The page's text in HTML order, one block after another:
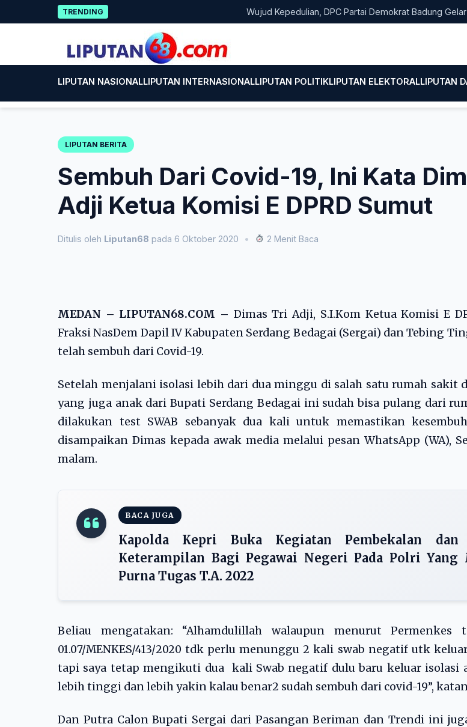
to
TRENDING Wujud Kepedulian, DPC Partai Demokrat Badung Gelar
LIPUTAN NASIONALLIPUTAN INTERNASIONALLIPUTAN POLITIKLIPUTAN ELEKTORALLIPUTAN
LIPUTAN BERITA
Sembuh Dari Covid-19, Ini Kata
Adji Ketua Komisi E DPRD Sumut
Ditulis oleh Liputan68 pada 6 Oktober 2020 • 2 Menit Baca
MEDAN – LIPUTAN68.COM – Dimas Tri Adji, S.I.Kom Ketua Komisi E
Fraksi NasDem Dapil IV Kabupaten Serdang Bedagai (Sergai) dan Tebing
telah sembuh dari Covid-19.
Setelah menjalani isolasi lebih dari dua minggu di salah satu rumah sakit
yang juga anak dari Bupati Serdang Bedagai ini sudah bisa pulang dari
dilakukan test SWAB sebanyak dua kali untuk memastikan
disampaikan Dimas kepada awak media melalui pesan WhatsApp (WA),
malam.
BACA JUGA
Kapolda Kepri Buka Kegiatan Pembekalan dan
Keterampilan Bagi Pegawai Negeri Pada Polri Yang
Purna Tugas T.A. 2022
Beliau mengatakan: “Alhamdulillah walaupun menurut Permenkes
01.07/MENKES/413/2020 tdk perlu menunggu 2 kali swab negatif utk
tapi saya tetap mengikuti dua kali Swab negatif dulu baru keluar isolasi
lebih tinggi dan lebih yakin kalau benar2 sudah sembuh dari covid-19”,
Dan Putra Calon Bupati Sergai dari Pasangan Beriman dan Trendi ini